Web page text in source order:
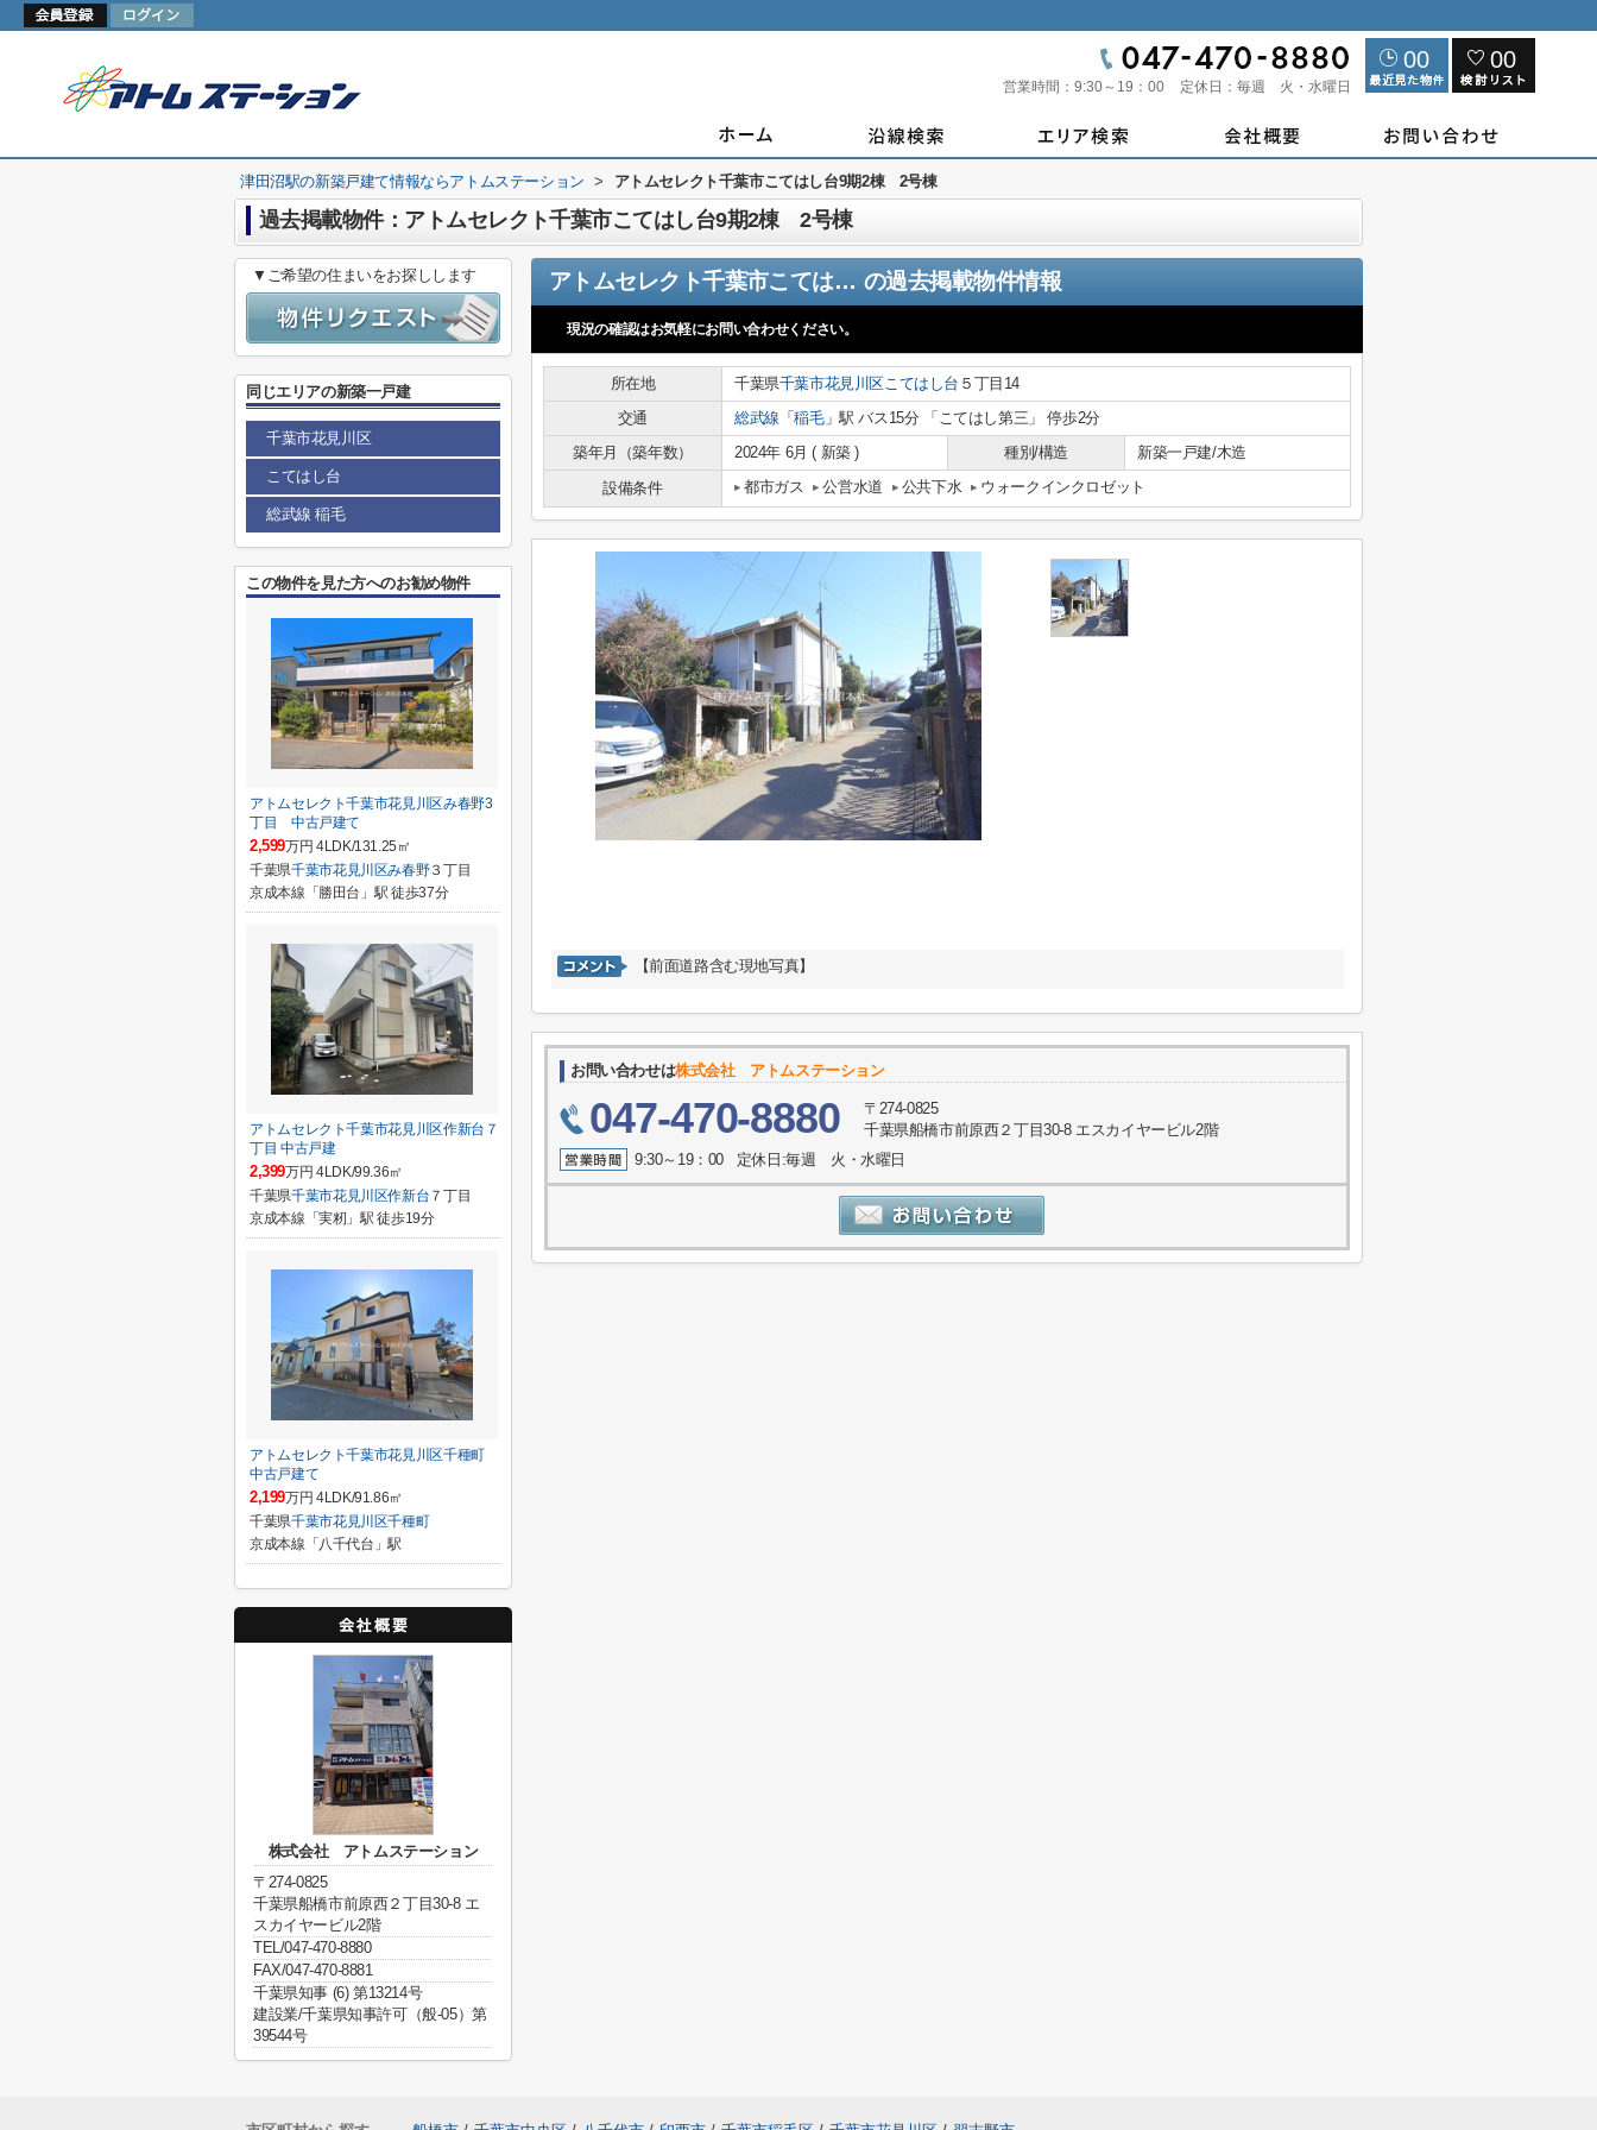
営業時間： 9:30～19：00 定休日： 毎週 火・水曜日
00 00
津田沼駅の新築戸建て情報ならアトムステーション > アトムセレクト千葉市こてはし台9期2棟 2号棟
過去掲載物件：アトムセレクト千葉市こてはし台9期2棟 2号棟
アトムセレクト千葉市こてはし台9期2棟 2号棟 の過去掲載物件情報
現況の確認はお気軽にお問い合わせください。
所在地 千葉県千葉市花見川区こてはし台 ５丁目14
交通
総武線 「稲毛」駅 バス15分 「こてはし第三」 停歩2分
築年月（築年数）
2024年 6月 ( 新築 ) 種別/構造
新築一戸建/木造
設備条件
都市ガス 公営水道 公共下水 ウォークインクロゼット
【前面道路含む現地写真】
お問い合わせは株式会社 アトムステーション
047-470-8880
〒274-0825
千葉県船橋市前原西２丁目30-8 エスカイヤービル2階
9:30～19：00 定休日:毎週 火・水曜日
▼ご希望の住まいをお探しします
同じエリアの新築一戸建
千葉市花見川区
こてはし台
総武線 稲毛
この物件を見た方へのお勧め物件
アトムセレクト千葉市花見川区み春野3
丁目 中古戸建て
2,599万円 4LDK/131.25㎡
千葉県千葉市花見川区み春野３丁目
京成本線「勝田台」駅 徒歩37分
アトムセレクト千葉市花見川区作新台７
丁目 中古戸建
2,399万円 4LDK/99.36㎡
千葉県千葉市花見川区作新台 ７丁目
京成本線「実籾」駅 徒歩19分
アトムセレクト千葉市花見川区千種町
中古戸建て
2,199万円 4LDK/91.86㎡
千葉県千葉市花見川区千種町
京成本線「八千代台」駅
株式会社 アトムステーション
〒274-0825
千葉県船橋市前原西２丁目30-8 エ
スカイヤービル2階
TEL/047-470-8880
FAX/047-470-8881
千葉県知事 (6) 第13214号
建設業/千葉県知事許可（般-05）第
39544号